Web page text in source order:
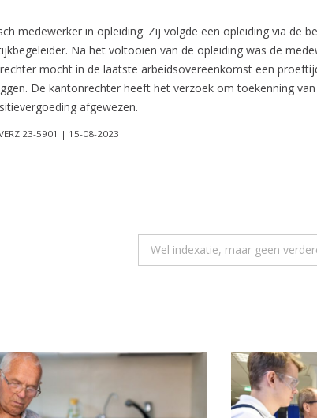
medewerker in opleiding. Zij volgde een opleiding via de
Na het voltooien van de opleiding was de
mocht in de laatste arbeidsovereenkomst een
De kantonrechter heeft het verzoek om toekenning
afgewezen.
23-5901 | 15-08-2023
Wel indexatie, maar geen